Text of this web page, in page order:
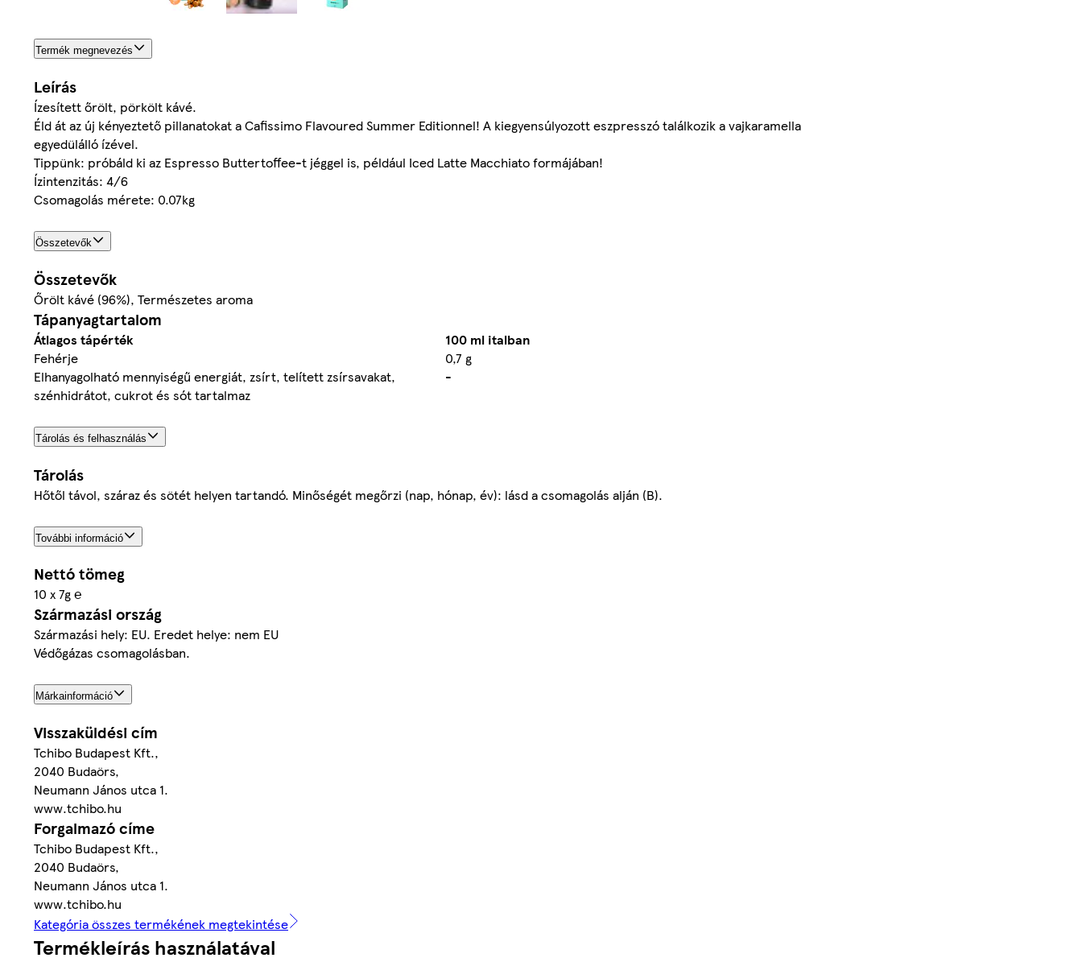
Termék megnevezés
Leírás
Ízesített őrölt, pörkölt kávé.
Éld át az új kényeztető pillanatokat a Cafissimo Flavoured Summer Editionnel! A kiegyensúlyozott eszpresszó találkozik a vajkaramella
egyedülálló ízével.
Tippünk: próbáld ki az Espresso Buttertoffee-t jéggel is, például Iced Latte Macchiato formájában!
Ízintenzitás: 4/6
Csomagolás mérete: 0.07kg
Összetevők
Összetevők
Őrölt kávé (96%), Természetes aroma
Tápanyagtartalom
Átlagos tápérték
100 ml italban
Fehérje
0,7 g
Elhanyagolható mennyiségű energiát, zsírt, telített zsírsavakat,
szénhidrátot, cukrot és sót tartalmaz
-
Tárolás és felhasználás
Tárolás
Hőtől távol, száraz és sötét helyen tartandó. Minőségét megőrzi (nap, hónap, év): lásd a csomagolás alján (B).
További információ
Nettó tömeg
10 x 7g ℮
Származási ország
Származási hely: EU. Eredet helye: nem EU
Védőgázas csomagolásban.
Márkainformáció
Visszaküldési cím
Tchibo Budapest Kft.,
2040 Budaörs,
Neumann János utca 1.
www.tchibo.hu
Forgalmazó címe
Tchibo Budapest Kft.,
2040 Budaörs,
Neumann János utca 1.
www.tchibo.hu
Kategória összes termékének megtekintése
Termékleírás használatával